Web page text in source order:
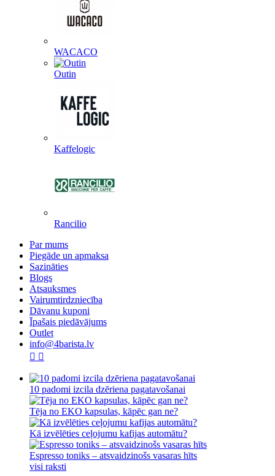
WACACO
Outin
Kaffelogic
Rancilio
Par mums
Piegāde un apmaksa
Sazināties
Blogs
Atsauksmes
Vairumtirdzniecība
Dāvanu kuponi
Īpašais piedāvājums
Outlet
info@4barista.lv
10 padomi izcila dzēriena pagatavošanai
Tēja no EKO kapsulas, kāpēc gan ne?
Kā izvēlēties ceļojumu kafijas automātu?
Espresso toniks – atsvaidzinošs vasaras hīts
visi raksti